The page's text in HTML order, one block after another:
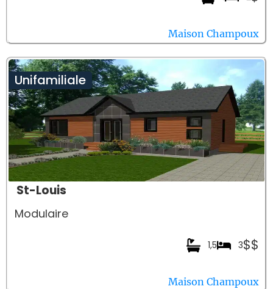
Maison Champoux
Unifamiliale
St-Louis
Modulaire
$$
3
1,5
Maison Champoux